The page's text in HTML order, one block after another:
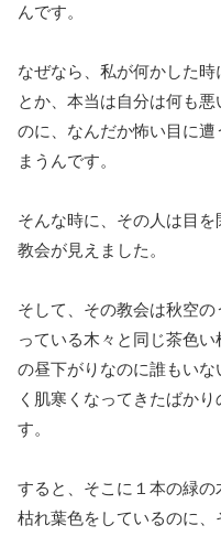
んです。
なぜなら、私が何かした
とか、本当は自分は何も
のに、なんだか怖い目に
まうんです。
そんな時に、その人は目
教会が見えました。
そして、その教会は秋空
っている木々と同じ茶色
の昼下がりなのに誰もい
く肌寒くなってきたばか
す。
すると、そこに１本の緑
枯れ葉色をしているのに